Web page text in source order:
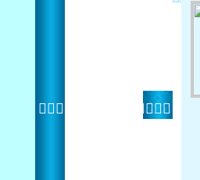
 